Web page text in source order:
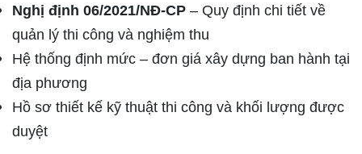
Nghị định 06/2021/NĐ-CP – Quy định chi tiết về
quản lý thi công và nghiệm thu
Hệ thống định mức – đơn giá xây dựng ban hành tại
địa phương
Hồ sơ thiết kế kỹ thuật thi công và khối lượng được
duyệt